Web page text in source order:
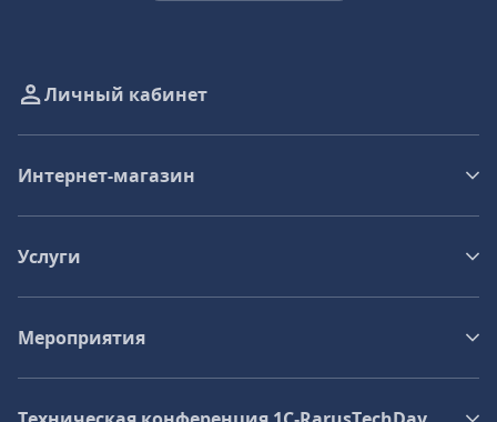
Личный кабинет
Интернет-магазин
Услуги
Мероприятия